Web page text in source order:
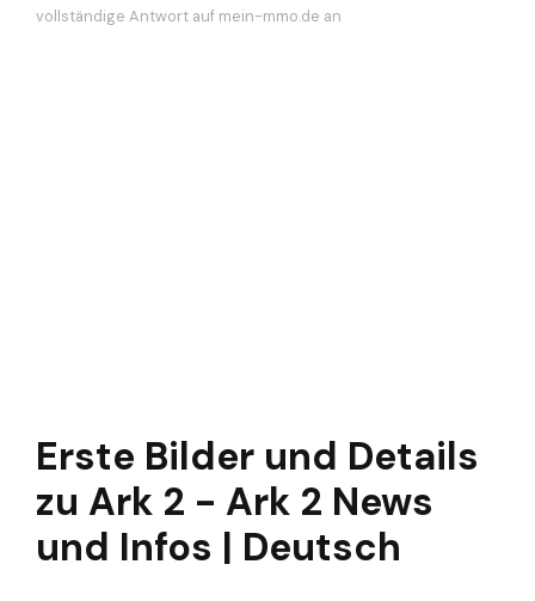
vollständige Antwort auf mein-mmo.de an
Erste Bilder und Details
zu Ark 2 - Ark 2 News
und Infos | Deutsch